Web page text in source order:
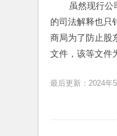
虽然现行公司
的司法解释也只
商局为了防止股
文件，该等文件
最后更新：2024年